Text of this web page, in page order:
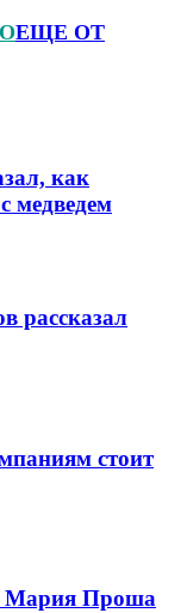
ЕЩЕ ОТ
как
медведем
рассказал
стоит
Мария Проша